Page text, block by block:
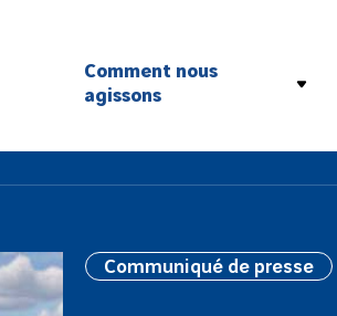
Comment nous
agissons
Innovation
Communiqué de presse